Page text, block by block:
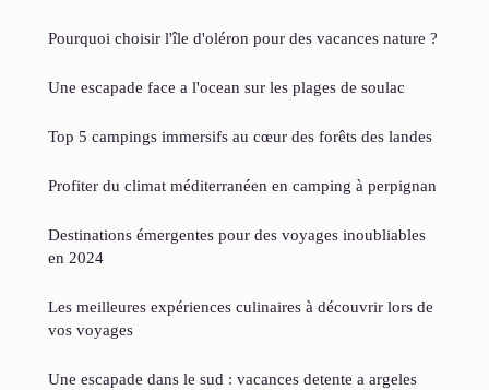
Pourquoi choisir l'île d'oléron pour des vacances nature ?
Une escapade face a l'ocean sur les plages de soulac
Top 5 campings immersifs au cœur des forêts des landes
Profiter du climat méditerranéen en camping à perpignan
Destinations émergentes pour des voyages inoubliables
en 2024
Les meilleures expériences culinaires à découvrir lors de
vos voyages
Une escapade dans le sud : vacances detente a argeles